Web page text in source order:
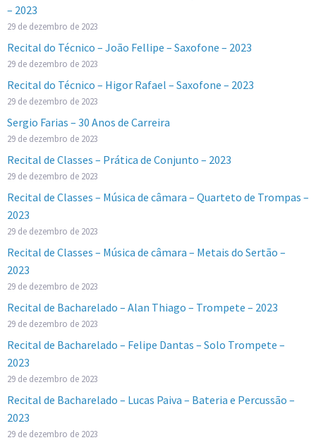
– 2023
29 de dezembro de 2023
Recital do Técnico – João Fellipe – Saxofone – 2023
29 de dezembro de 2023
Recital do Técnico – Higor Rafael – Saxofone – 2023
29 de dezembro de 2023
Sergio Farias – 30 Anos de Carreira
29 de dezembro de 2023
Recital de Classes – Prática de Conjunto – 2023
29 de dezembro de 2023
Recital de Classes – Música de câmara – Quarteto de Trompas –
2023
29 de dezembro de 2023
Recital de Classes – Música de câmara – Metais do Sertão –
2023
29 de dezembro de 2023
Recital de Bacharelado – Alan Thiago – Trompete – 2023
29 de dezembro de 2023
Recital de Bacharelado – Felipe Dantas – Solo Trompete –
2023
29 de dezembro de 2023
Recital de Bacharelado – Lucas Paiva – Bateria e Percussão –
2023
29 de dezembro de 2023